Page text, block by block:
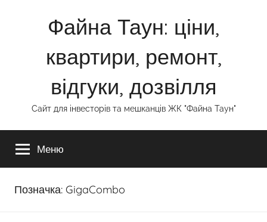
Файна Таун: ціни,
квартири, ремонт,
відгуки, дозвілля
Сайт для інвесторів та мешканців ЖК "Файна Таун"
Меню
Позначка: GigaCombo